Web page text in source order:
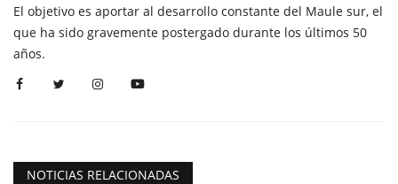
El objetivo es aportar al desarrollo constante del Maule sur, el
que ha sido gravemente postergado durante los últimos 50
años.
NOTICIAS RELACIONADAS